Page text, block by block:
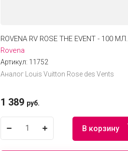
ROVENA RV ROSE THE EVENT - 100 МЛ.
Rovena
Артикул: 11752
Аналог Louis Vuitton Rose des Vents
1 389 руб.
В корзину